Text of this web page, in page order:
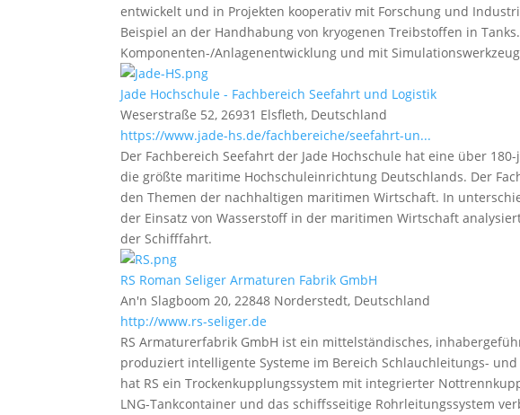
entwickelt und in Projekten kooperativ mit Forschung und
Beispiel an der Handhabung von kryogenen Treibstoffen in
Komponenten-/Anlagenentwicklung und mit
Jade Hochschule - Fachbereich Seefahrt und Logistik
Weserstraße 52, 26931 Elsfleth, Deutschland
https://www.jade-hs.de/fachbereiche/seefahrt-un...
Der Fachbereich Seefahrt der Jade Hochschule hat eine über
die größte maritime Hochschuleinrichtung Deutschlands. Der
den Themen der nachhaltigen maritimen Wirtschaft. In
der Einsatz von Wasserstoff in der maritimen Wirtschaft
der Schifffahrt.
RS Roman Seliger Armaturen Fabrik GmbH
An'n Slagboom 20, 22848 Norderstedt, Deutschland
http://www.rs-seliger.de
RS Armaturerfabrik GmbH ist ein mittelständisches,
produziert intelligente Systeme im Bereich Schlauchleitungs-
hat RS ein Trockenkupplungssystem mit integrierter
LNG-Tankcontainer und das schiffsseitige Rohrleitungssystem